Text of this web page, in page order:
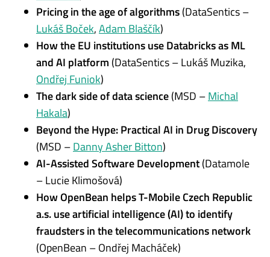
Pricing in the age of algorithms(DataSentics –
Lukáš Boček,Adam Blaščík)
How the EU institutions use Databricks as ML
and AI platform (DataSentics – Lukáš Muzika,
Ondřej Funiok)
The dark side of data science(MSD –Michal
Hakala)
Beyond the Hype: Practical AI in Drug Discovery
(MSD –Danny Asher Bitton)
AI-Assisted Software Development(Datamole
– Lucie Klimošová)
How OpenBean helps T-Mobile Czech Republic
a.s. use artificial intelligence (AI) to identify
fraudsters in the telecommunications network
(OpenBean – Ondřej Macháček)